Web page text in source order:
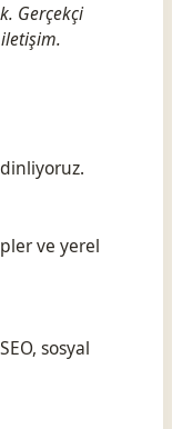
Gerçekçi
ve yerel
sosyal